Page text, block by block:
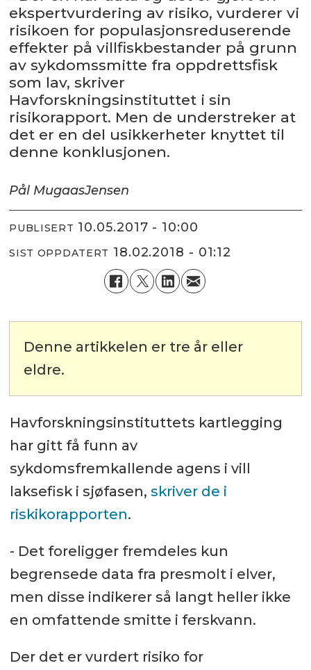
ekspertvurdering av risiko, vurderer vi
risikoen for populasjonsreduserende
effekter på villfiskbestander på grunn
av sykdomssmitte fra oppdrettsfisk
som lav, skriver
Havforskningsinstituttet i sin
risikorapport. Men de understreker at
det er en del usikkerheter knyttet til
denne konklusjonen.
Pål MugaasJensen
PUBLISERT 10.05.2017 - 10:00
SIST OPPDATERT 18.02.2018 - 01:12
Denne artikkelen er tre år eller
eldre.
Havforskningsinstituttets kartlegging
har gitt få funn av
sykdomsfremkallende agens i vill
laksefisk i sjøfasen, skriver de i
riskikorapporten.
- Det foreligger fremdeles kun
begrensede data fra presmolt i elver,
men disse indikerer så langt heller ikke
en omfattende smitte i ferskvann.
Der det er vurdert risiko for